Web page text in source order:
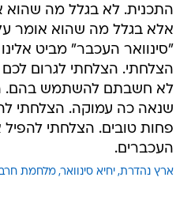
התכנית. לא בגלל מה
אלא בגלל מה שהוא אומר
"סינוואר העכבר" מביט
הצלחתי. הצלחתי לגרום
לא חשבתם להשתמש בהם.
שנאה כה עמוקה. הצלחתי
פחות טובים. הצלחתי
העכברים.
ארץ נהדרת יחיא סינוואר מלחמת